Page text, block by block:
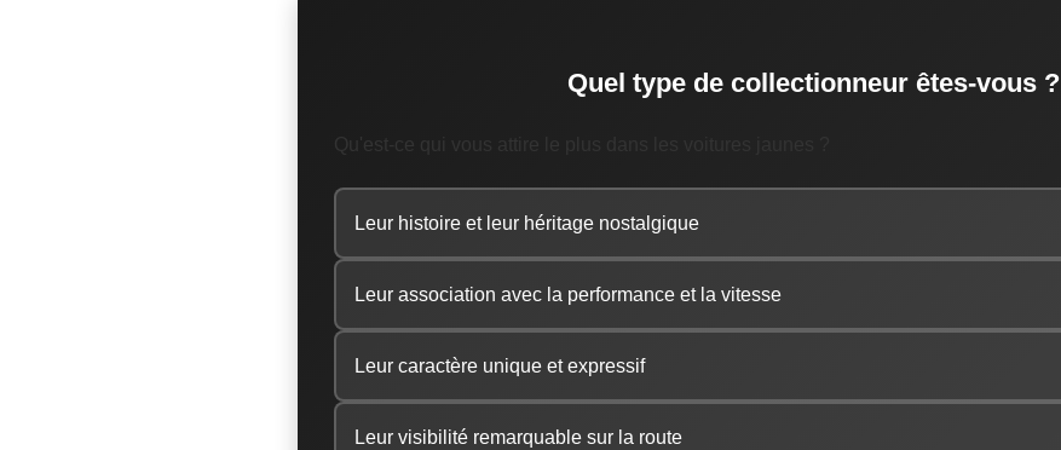
Quel type de collectionneur êtes-vous ?
Qu'est-ce qui vous attire le plus dans les voitures jaunes ?
Leur histoire et leur héritage nostalgique
Leur association avec la performance et la vitesse
Leur caractère unique et expressif
Leur visibilité remarquable sur la route